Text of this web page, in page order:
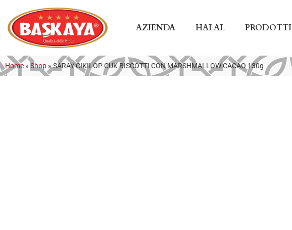
AZIENDA HALĀL PRODOTTI
Home » Shop »SARAY CIKILOP CUK BISCOTTI CON MARSHMALLOW CACAO 130g